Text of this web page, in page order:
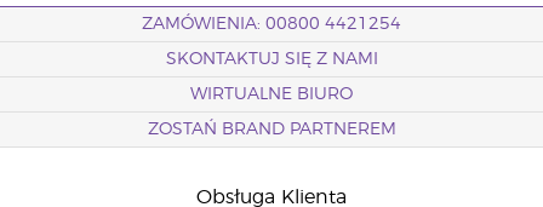
ZAMÓWIENIA: 00800 4421254
SKONTAKTUJ SIĘ Z NAMI
WIRTUALNE BIURO
ZOSTAŃ BRAND PARTNEREM
Obsługa Klienta